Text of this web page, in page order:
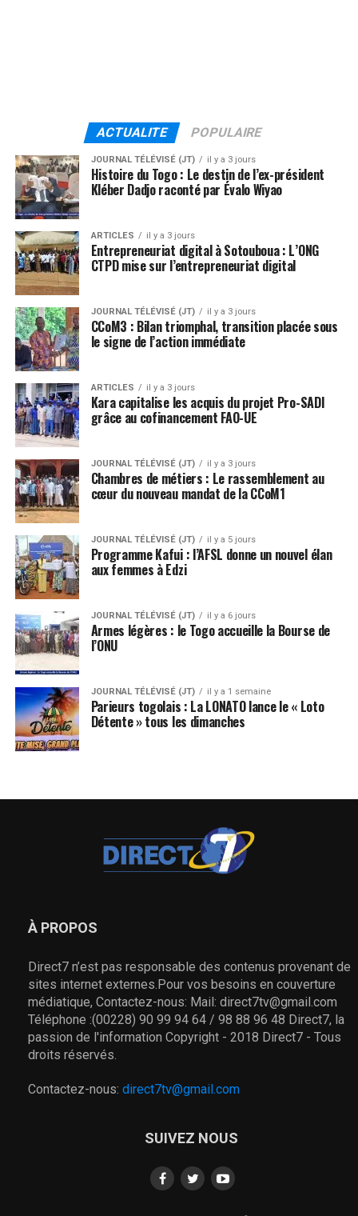
ACTUALITE POPULAIRE
JOURNAL TÉLÉVISÉ (JT) il y a 3 jours
Histoire du Togo : Le destin de l’ex-président
Kléber Dadjo raconté par Évalo Wiyao
ARTICLES il y a 3 jours
Entrepreneuriat digital à Sotouboua : L’ONG
CTPD mise sur l’entrepreneuriat digital
JOURNAL TÉLÉVISÉ (JT) il y a 3 jours
CCoM3 : Bilan triomphal, transition placée sous
le signe de l’action immédiate
ARTICLES il y a 3 jours
Kara capitalise les acquis du projet Pro-SADI
grâce au cofinancement FAO-UE
JOURNAL TÉLÉVISÉ (JT) il y a 3 jours
Chambres de métiers : Le rassemblement au
cœur du nouveau mandat de la CCoM1
JOURNAL TÉLÉVISÉ (JT) il y a 5 jours
Programme Kafui : l’AFSL donne un nouvel élan
aux femmes à Edzi
JOURNAL TÉLÉVISÉ (JT) il y a 6 jours
Armes légères : le Togo accueille la Bourse de
l’ONU
JOURNAL TÉLÉVISÉ (JT) il y a 1 semaine
Parieurs togolais : La LONATO lance le « Loto
Détente » tous les dimanches
À PROPOS
Direct7 n’est pas responsable des contenus provenant de
sites internet externes.Pour vos besoins en couverture
médiatique, Contactez-nous: Mail: direct7tv@gmail.com
Téléphone :(00228) 90 99 94 64 / 98 88 96 48 Direct7, la
passion de l'information Copyright - 2018 Direct7 - Tous
droits réservés.
Contactez-nous: direct7tv@gmail.com
SUIVEZ NOUS